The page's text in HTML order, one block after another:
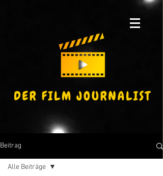
Beitrag
Alle Beiträge